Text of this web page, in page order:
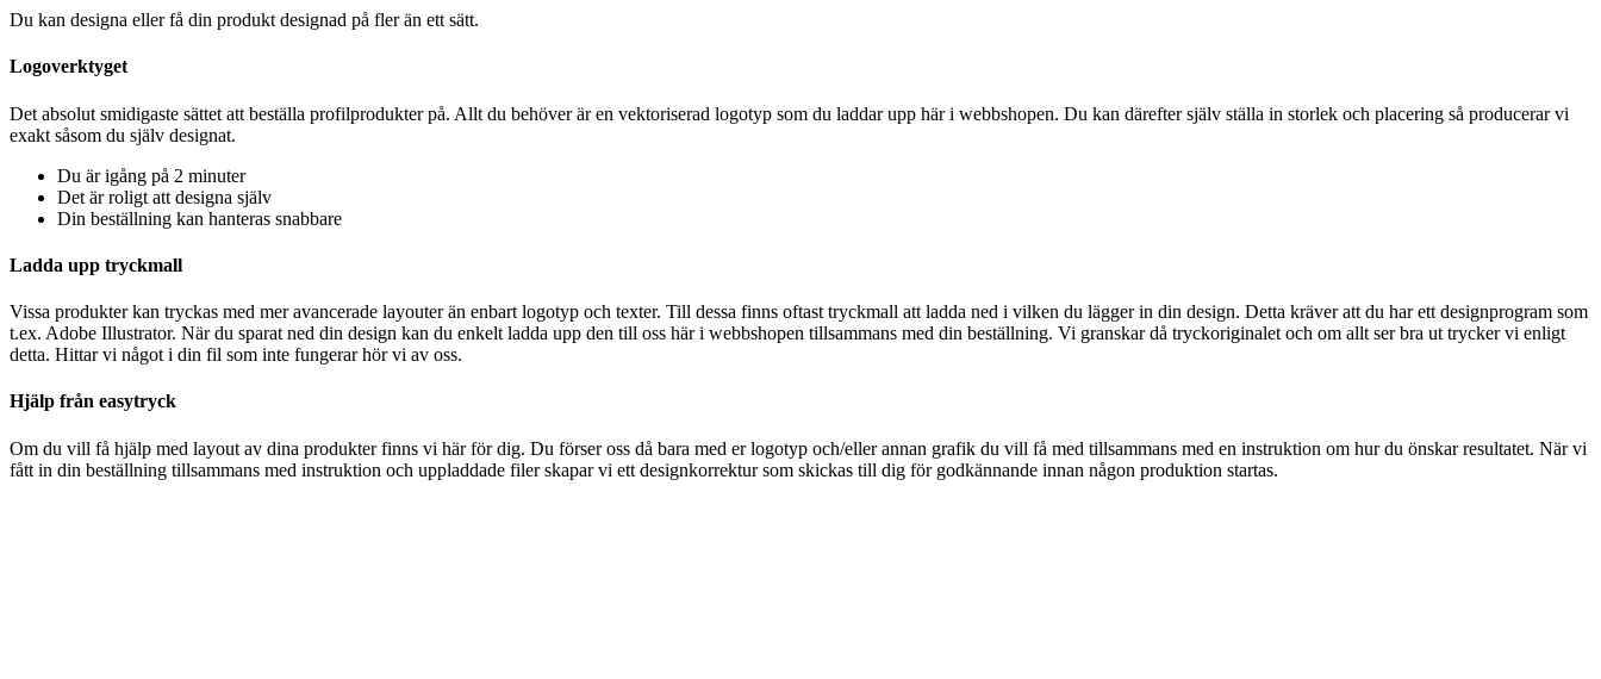
Du kan designa eller få din produkt designad på fler än ett sätt.
Logoverktyget
Det absolut smidigaste sättet att beställa profilprodukter på. Allt du behöver är en vektoriserad logotyp som du laddar upp här i webbshopen. Du kan därefter själv ställa in storlek och placering så producerar vi
exakt såsom du själv designat.
Du är igång på 2 minuter
Det är roligt att designa själv
Din beställning kan hanteras snabbare
Ladda upp tryckmall
Vissa produkter kan tryckas med mer avancerade layouter än enbart logotyp och texter. Till dessa finns oftast tryckmall att ladda ned i vilken du lägger in din design. Detta kräver att du har ett designprogram som
t.ex. Adobe Illustrator. När du sparat ned din design kan du enkelt ladda upp den till oss här i webbshopen tillsammans med din beställning. Vi granskar då tryckoriginalet och om allt ser bra ut trycker vi enligt
detta. Hittar vi något i din fil som inte fungerar hör vi av oss.
Hjälp från easytryck
Om du vill få hjälp med layout av dina produkter finns vi här för dig. Du förser oss då bara med er logotyp och/eller annan grafik du vill få med tillsammans med en instruktion om hur du önskar resultatet. När vi
fått in din beställning tillsammans med instruktion och uppladdade filer skapar vi ett designkorrektur som skickas till dig för godkännande innan någon produktion startas.